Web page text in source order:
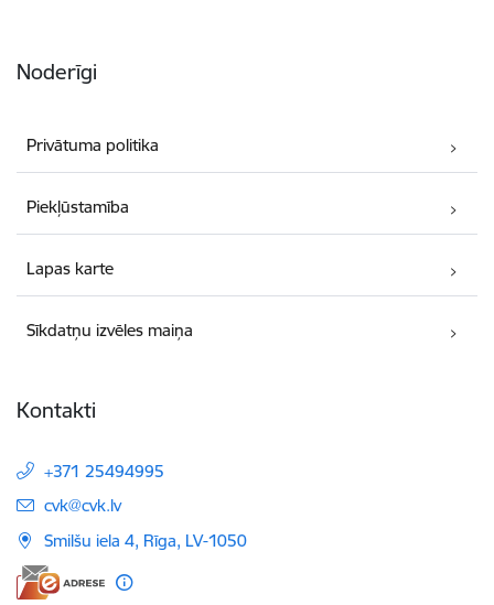
Noderīgi
Privātuma politika
Piekļūstamība
Lapas karte
Sīkdatņu izvēles maiņa
Kontakti
+371 25494995
E-pasts:
cvk@cvk.lv
Smilšu iela 4, Rīga, LV-1050